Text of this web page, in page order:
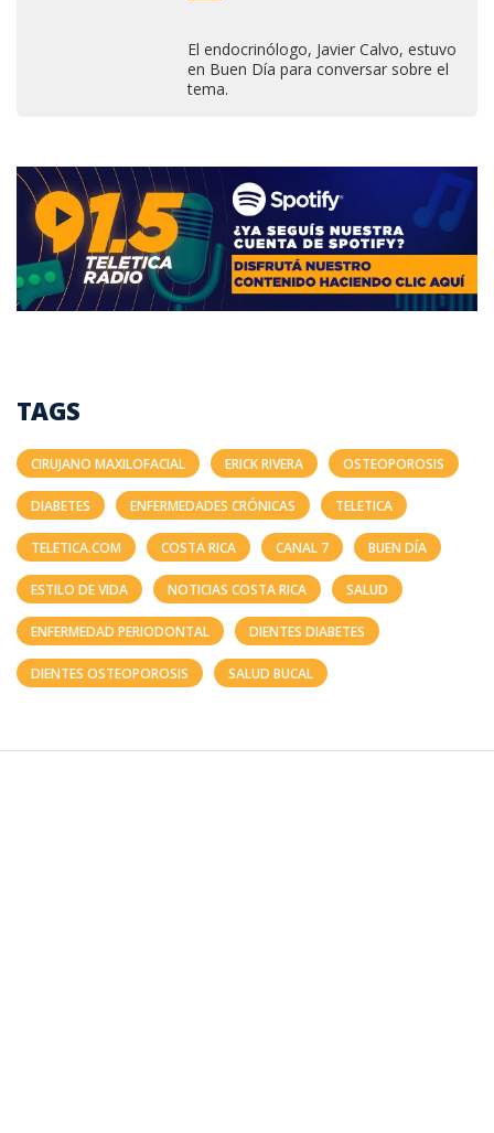
El endocrinólogo, Javier Calvo, estuvo
en Buen Día para conversar sobre el
tema.
TAGS
CIRUJANO MAXILOFACIAL ERICK RIVERA OSTEOPOROSIS
DIABETES ENFERMEDADES CRÓNICAS TELETICA
TELETICA.COM COSTA RICA CANAL 7 BUEN DÍA
ESTILO DE VIDA NOTICIAS COSTA RICA SALUD
ENFERMEDAD PERIODONTAL DIENTES DIABETES
DIENTES OSTEOPOROSIS SALUD BUCAL